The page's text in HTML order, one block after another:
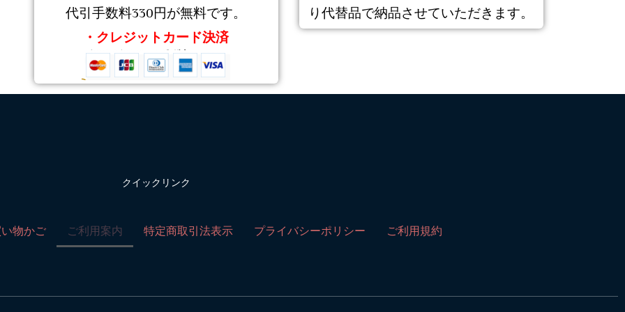
代引手数料330円が無料です。
・クレジットカード決済
り代替品で納品させていただきます。
クイックリンク
物かご ご利用案内 特定商取引法表示 プライバシーポリシー ご利用規約